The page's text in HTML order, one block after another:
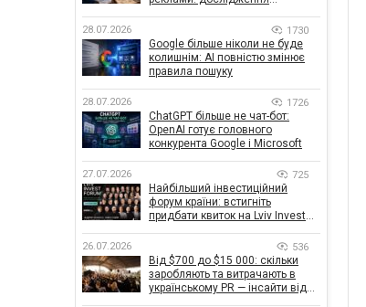
впливає на ефективність
кампаній
28.07.2026 1730
Google більше ніколи не буде
колишнім: AI повністю змінює
правила пошуку
28.07.2026 1726
ChatGPT більше не чат-бот:
OpenAI готує головного
конкурента Google і Microsoft
27.07.2026 725
Найбільший інвестиційний
форум країни: встигніть
придбати квиток на Lviv Invest
26.07.2026 536
Від $700 до $15 000: скільки
заробляють та витрачають в
українському PR — інсайти від